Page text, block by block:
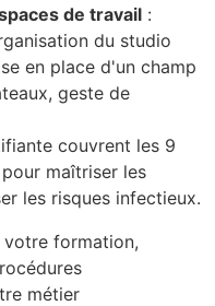
de travail :
du studio
en place d'un champ
geste de
couvrent les 9
maîtriser les
les risques infectieux.
votre formation,
métier